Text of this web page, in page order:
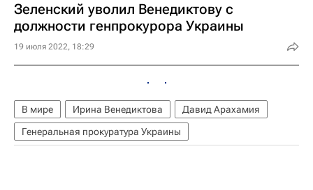
Зеленский уволил Венедиктову с
должности генпрокурора Украины
19 июля 2022, 18:29
В мире Ирина Венедиктова
Давид Арахамия
Генеральная прокуратура Украины